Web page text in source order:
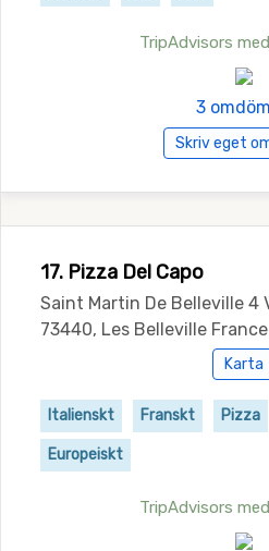
TripAdvisors
3
Skriv eget
17. Pizza Del Capo
Saint Martin De Belleville 4
73440, Les Belleville France
Karta
Italienskt Franskt Pizza
Europeiskt
TripAdvisors